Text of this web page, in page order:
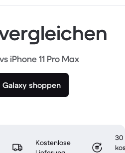
iPhone 11 Pro Max
Galaxy shoppen
Kostenlose
30